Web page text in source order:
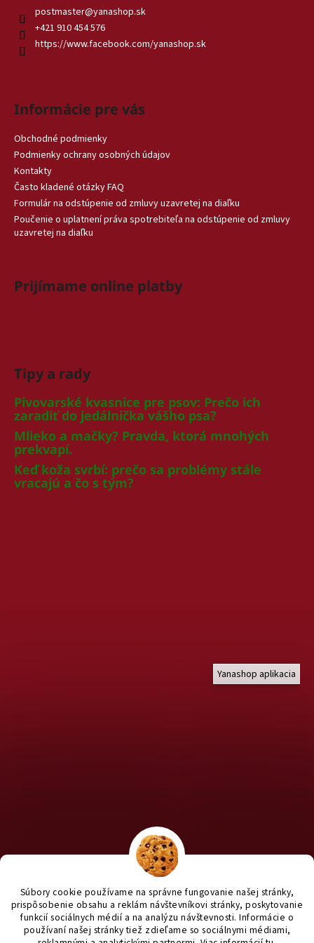
Súbory cookie používame na správne fungovanie našej stránky,
prispôsobenie obsahu a reklám návštevníkovi stránky, poskytovanie
funkcií sociálnych médií a na analýzu návštevnosti. Informácie o
používaní našej stránky tiež zdieľame so sociálnymi médiami,
postmaster@yanashop.sk
+421 910 454 576
https://www.facebook.com/yanashop.sk
Informácie pre vás
Obchodné podmienky
Podmienky ochrany osobných údajov
Kontakty
Často kladené otázky FAQ
Formulár na odstúpenie od zmluvy uzavretej na diaľku
Poučenie o uplatnení práva spotrebiteľa na odstúpenie od zmluvy
uzavretej na diaľku
Prijímame online platby
Tipy a rady
Pivovarské kvasnice pre psov: Prečo ich
zaradiť do jedálnička vášho psa?
Mlieko a mačky? Pravda, ktorá mnohých
prekvapí.
Keď koža svrbí: prečo sa problémy stále
vracajú a čo s tým?
Yanashop aplikacia
Chcete nakúpiť pre útulky? Kliknite TU na náš útulkový eshop a
staň sa anjelom pre útulkáčov ♥